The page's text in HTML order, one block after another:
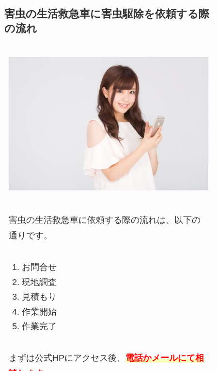
害虫の生活救急車に害虫駆除を依頼する際
の流れ
害虫の生活救急車に依頼する際の流れは、以下の
通りです。
お問合せ
現地調査
見積もり
作業開始
作業完了
まずは公式HPにアクセス後、 電話かメールにて相